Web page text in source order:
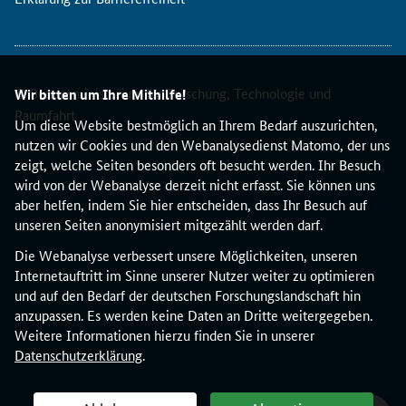
Wir bitten um Ihre Mithilfe!
Um diese Website bestmöglich an Ihrem Bedarf auszurichten,
nutzen wir Cookies und den Webanalysedienst Matomo, der uns
zeigt, welche Seiten besonders oft besucht werden. Ihr Besuch
wird von der Webanalyse derzeit nicht erfasst. Sie können uns
aber helfen, indem Sie hier entscheiden, dass Ihr Besuch auf
unseren Seiten anonymisiert mitgezählt werden darf.
Die Webanalyse verbessert unsere Möglichkeiten, unseren
Internetauftritt im Sinne unserer Nutzer weiter zu optimieren
und auf den Bedarf der deutschen Forschungslandschaft hin
anzupassen. Es werden keine Daten an Dritte weitergegeben.
Weitere Informationen hierzu finden Sie in unserer
Datenschutzerklärung.
z
i
s
c
h
e
n
G
e
n
d
e
r
E
q
© Bundesministerium für Forschung, Technologie und
Raumfahrt